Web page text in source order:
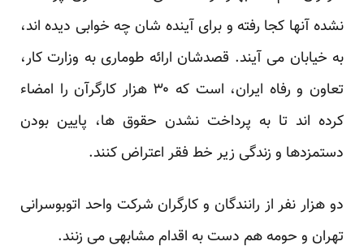
نشده آنها کجا رفته و برای آینده شان چه خوابی دیده اند،
به خیابان می آیند. قصدشان ارائه طوماری به وزارت کار،
تعاون و رفاه ایران، است که ۳۰ هزار کارگرآن را امضاء
کرده اند تا به پرداخت نشدن حقوق ها، پایین بودن
دستمزدها و زندگی زیر خط فقر اعتراض کنند.
دو هزار نفر از رانندگان و کارگران شرکت واحد اتوبوسرانی
تهران و حومه هم دست به اقدام مشابهی می زنند.